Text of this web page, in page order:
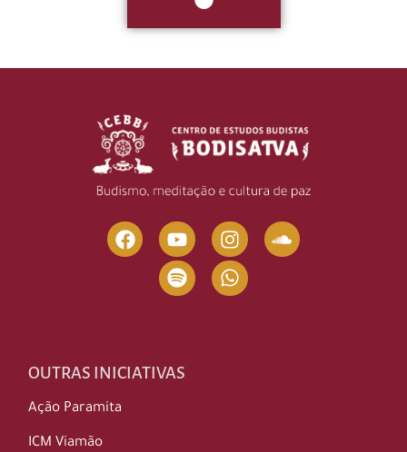
OUTRAS INICIATIVAS
Ação Paramita
ICM Viamão